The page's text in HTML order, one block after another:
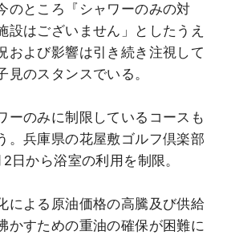
のところ『シャワーのみの対
設はございません」としたうえ
および影響は引き続き注視して
見のスタンスでいる。
ーのみに制限しているコースも
。兵庫県の花屋敷ゴルフ倶楽部
日から浴室の利用を制限。
による原油価格の高騰及び供給
かすための重油の確保が困難に